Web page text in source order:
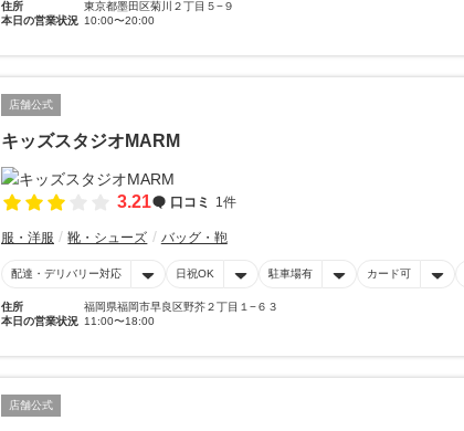
住所
東京都墨田区菊川２丁目５−９
本日の営業状況 10:00〜20:00
店舗公式
キッズスタジオMARM
3.21 口コミ 1件
服・洋服 靴・シューズ バッグ・鞄
配達・デリバリー対応 日祝OK 駐車場有 カード可
住所
福岡県福岡市早良区野芥２丁目１−６３
本日の営業状況 11:00〜18:00
店舗公式